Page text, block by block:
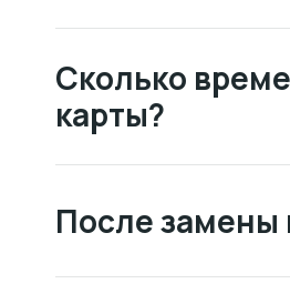
Сколько
карты?
После замены